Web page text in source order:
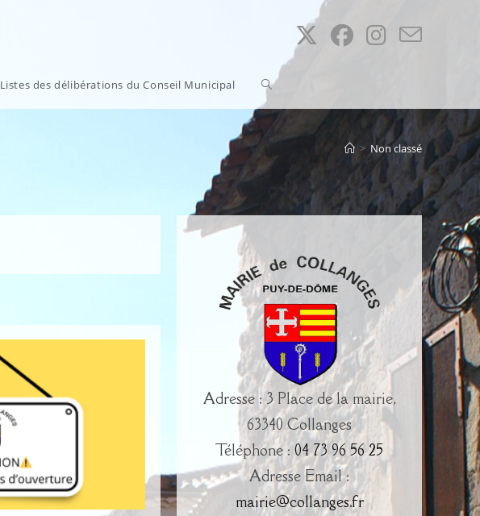
Listes des délibérations du Conseil Municipal Toggle
website
> Non classé
Adresse : 3 Place de la mairie,
63340 Collanges
Téléphone :04 73 96 56 25
Adresse Email :
mairie@collanges.fr